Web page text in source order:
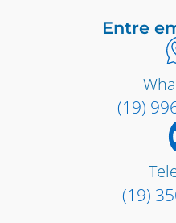
Entre
(19)
(19)